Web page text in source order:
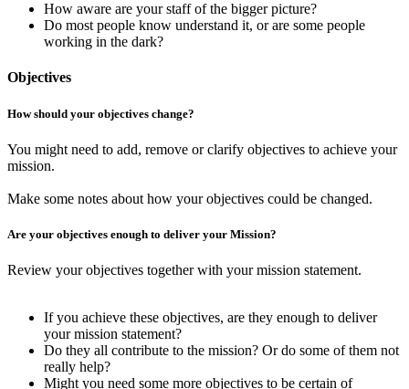
How aware are your staff of the bigger picture?
Do most people know understand it, or are some people
working in the dark?
Objectives
How should your objectives change?
You might need to add, remove or clarify objectives to achieve your
mission.
Make some notes about how your objectives could be changed.
Are your objectives enough to deliver your Mission?
Review your objectives together with your mission statement.
If you achieve these objectives, are they enough to deliver
your mission statement?
Do they all contribute to the mission? Or do some of them not
really help?
Might you need some more objectives to be certain of